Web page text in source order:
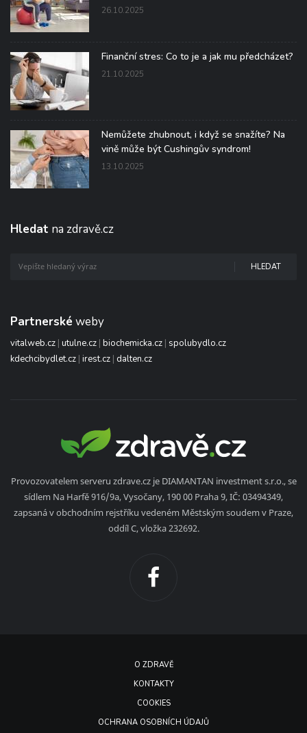
26.10.2025
Finanční stres: Co to je a jak mu předcházet?
21.10.2025
Nemůžete zhubnout, i když se snažíte? Na
vině může být Cushingův syndrom!
13.10.2025
Hledat na zdravě.cz
HLEDAT
Partnerské weby
vitalweb.cz | utulne.cz | biochemicka.cz | spolubydlo.cz
kdechcibydlet.cz | irest.cz | dalten.cz
Provozovatelem serveru zdrave.cz je DIAMANTAN investment s.r.o., se
sídlem Na Harfě 916/9a, Vysočany, 190 00 Praha 9, IČ: 03494349,
zapsaná v obchodním rejstříku vedeném Městským soudem v Praze,
oddíl C, vložka 232692.
O ZDRAVĚ
KONTAKTY
COOKIES
OCHRANA OSOBNÍCH ÚDAJŮ